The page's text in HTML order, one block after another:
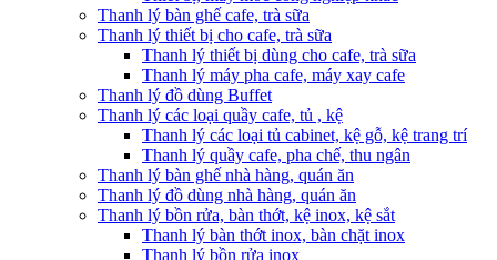
Thanh lý bàn ghế cafe, trà sữa
Thanh lý thiết bị cho cafe, trà sữa
Thanh lý thiết bị dùng cho cafe, trà sữa
Thanh lý máy pha cafe, máy xay cafe
Thanh lý đồ dùng Buffet
Thanh lý các loại quầy cafe, tủ , kệ
Thanh lý các loại tủ cabinet, kệ gỗ, kệ trang trí
Thanh lý quầy cafe, pha chế, thu ngân
Thanh lý bàn ghế nhà hàng, quán ăn
Thanh lý đồ dùng nhà hàng, quán ăn
Thanh lý bồn rửa, bàn thớt, kệ inox, kệ sắt
Thanh lý bàn thớt inox, bàn chặt inox
Thanh lý bồn rửa inox